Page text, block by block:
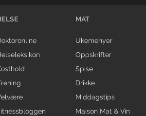
MAT
Ukemenyer
Oppskrifter
Spise
Drikke
Middagstips
Maison Mat & Vin